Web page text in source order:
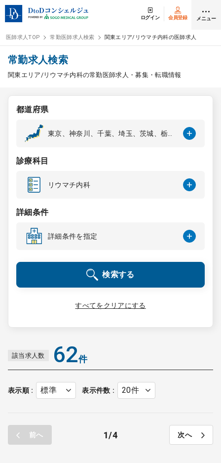
ログイン 会員登録 メニュー
ログイン
医師求人
常勤検索
スポット検索
DtoDの転職・
コンサルタント
成功事例
転職ノウハウ
受付時間 9:00 ～ 18:00（平日）
0120-337-613
クリニック開業
お問合せ
医師求人TOP 常勤医師求人検索 関東エリア/リウマチ内科の医師求人
常勤求人検索
関東エリア/リウマチ内科の常勤医師求人・募集・転職情報
都道府県
東京、神奈川、千葉、埼玉、茨城、栃
診療科目
リウマチ内科
詳細条件
詳細条件を指定
検索する
すべてをクリアにする
該当求人数 62件
表示順 表示件数
前へ 1 4 次へ